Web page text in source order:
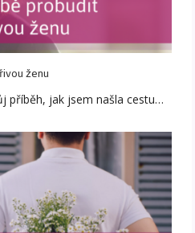
ženu
příběh, jak jsem našla cestu…